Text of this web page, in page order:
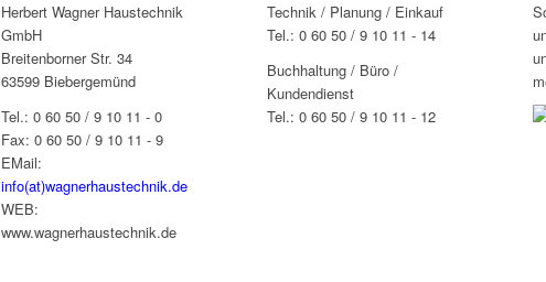
Herbert Wagner Haustechnik
GmbH
Breitenborner Str. 34
63599 Biebergemünd
Tel.: 0 60 50 / 9 10 11 - 0
Fax: 0 60 50 / 9 10 11 - 9
EMail:
info(at)wagnerhaustechnik.de
WEB:
www.wagnerhaustechnik.de
Technik / Planung / Einkauf
Tel.: 0 60 50 / 9 10 11 - 14
Buchhaltung / Büro /
Kundendienst
Tel.: 0 60 50 / 9 10 11 - 12